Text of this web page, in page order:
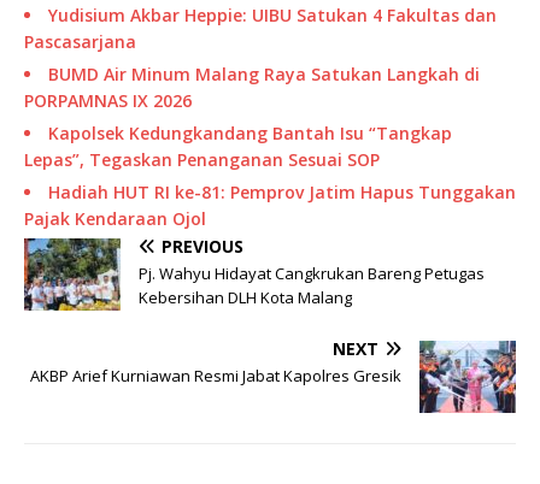
Yudisium Akbar Heppie: UIBU Satukan 4 Fakultas dan
Pascasarjana
BUMD Air Minum Malang Raya Satukan Langkah di
PORPAMNAS IX 2026
Kapolsek Kedungkandang Bantah Isu “Tangkap
Lepas”, Tegaskan Penanganan Sesuai SOP
Hadiah HUT RI ke-81: Pemprov Jatim Hapus Tunggakan
Pajak Kendaraan Ojol
PREVIOUS
Pj. Wahyu Hidayat Cangkrukan Bareng Petugas
Kebersihan DLH Kota Malang
NEXT
AKBP Arief Kurniawan Resmi Jabat Kapolres Gresik